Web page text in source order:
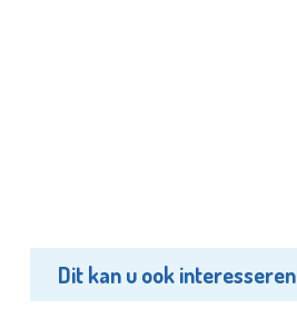
Dit kan u ook interesseren